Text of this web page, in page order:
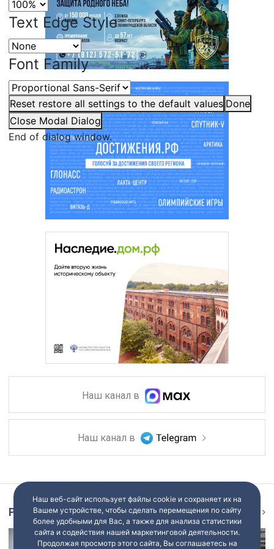
Text Edge Style
Font Family
Reset restore all settings to the default values Done
Close Modal Dialog
End of dialog window.
Наш канал в
Наш канал в
Репортаж
Наш веб-сайт использует файлы cookie и сохраняет их на
Вашем устройстве, чтобы сделать перемещения по сайту
более удобными для Вас, а также для анализа статистики
сайта и содействия нашей маркетинговой деятельности.
Продолжая просмотр этого сайта, Вы соглашаетесь на